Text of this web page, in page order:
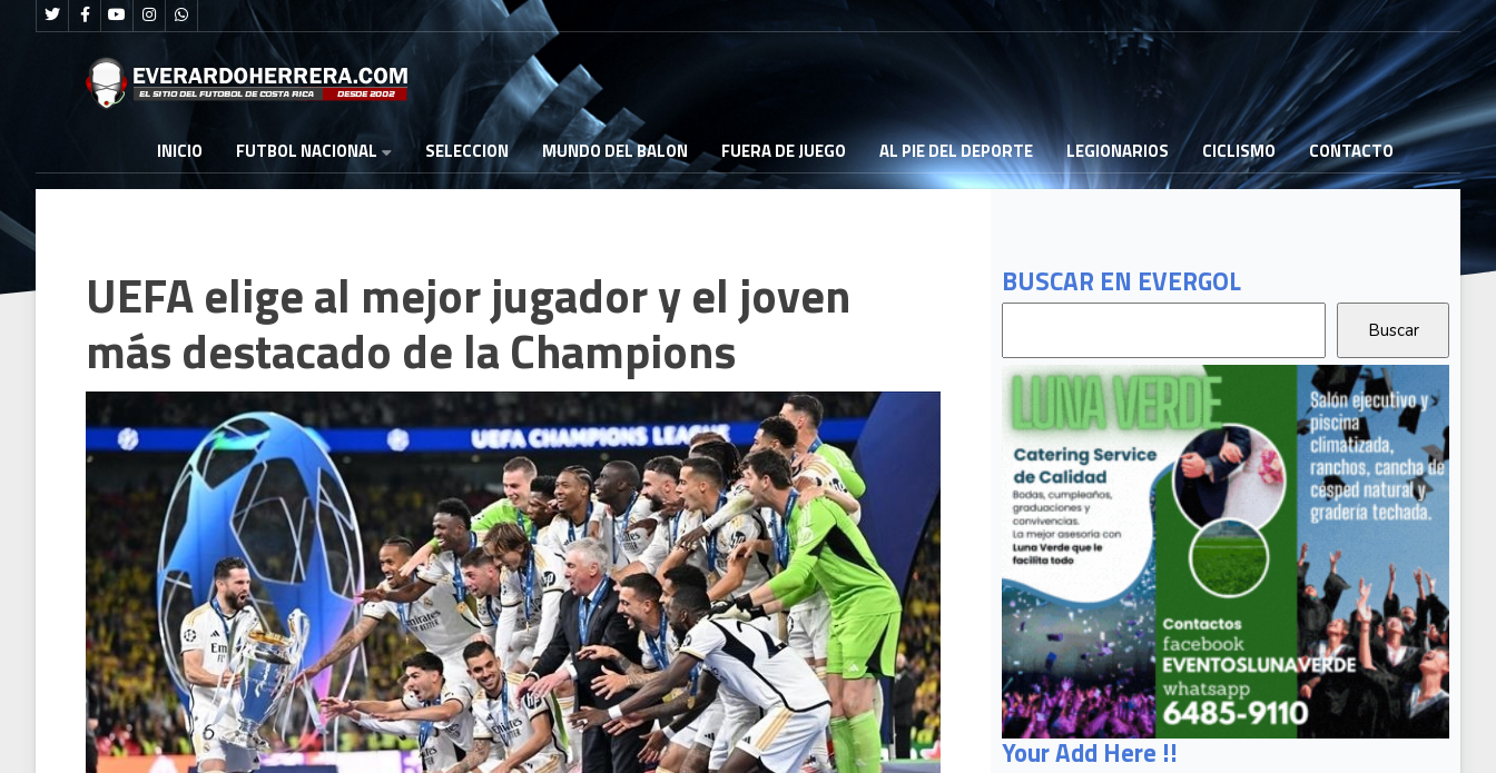
INICIO FUTBOL NACIONAL SELECCION MUNDO DEL BALON FUERA DE JUEGO AL PIE DEL DEPORTE LEGIONARIOS CICLISMO CONTACTO
BUSCAR EN EVERGOL
Your Add Here !!
UEFA elige al mejor jugador y el joven
más destacado de la Champions